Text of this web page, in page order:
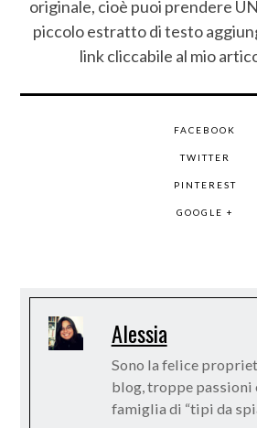
originale, cioè puoi prendere
piccolo estratto di testo
link cliccabile al mio
FACEBOOK
TWITTER
PINTEREST
GOOGLE +
Alessia
Sono la felice
blog, troppe passioni
famiglia di “tipi da